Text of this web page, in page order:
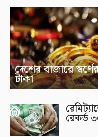
দেশের বাজারে
টাকা
রেকর্ড